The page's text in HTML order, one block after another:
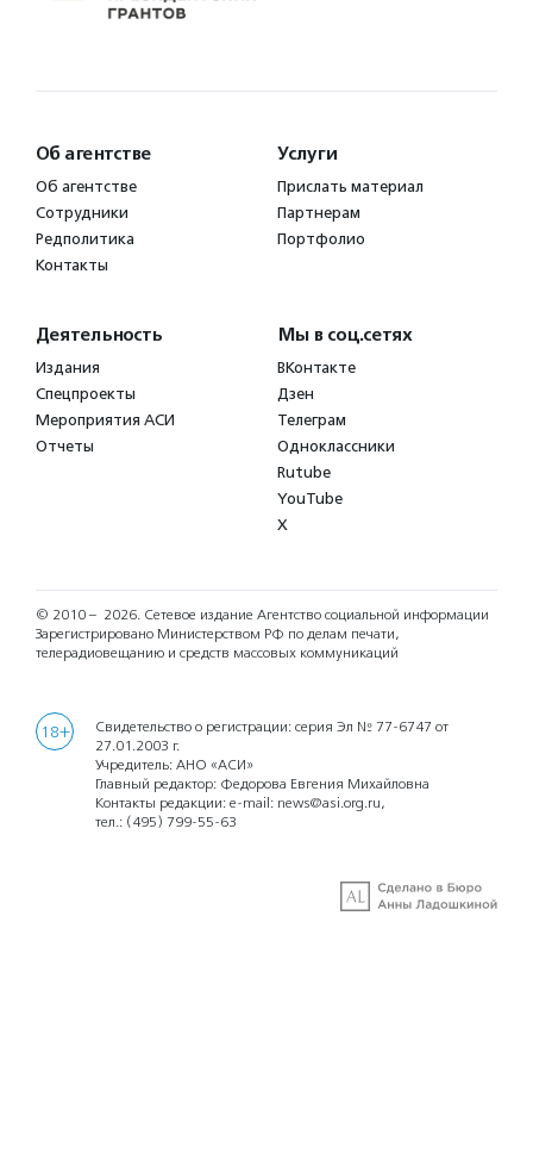
Об агентстве
Об агентстве
Сотрудники
Редполитика
Контакты
Услуги
Прислать материал
Партнерам
Портфолио
Деятельность
Издания
Спецпроекты
Мероприятия АСИ
Отчеты
Мы в соц.сетях
ВКонтакте
Дзен
Телеграм
Одноклассники
Rutube
YouTube
X
© 2010 – 2026. Сетевое издание Агентство социальной информации
Зарегистрировано Министерством РФ по делам печати,
телерадиовещанию и средств массовых коммуникаций
18+
Свидетельство о регистрации: серия Эл № 77-6747 от
27.01.2003 г.
Учредитель: АНО «АСИ»
Главный редактор: Федорова Евгения Михайловна
Контакты редакции: e-mail: news@asi.org.ru,
тел.: (495) 799-55-63